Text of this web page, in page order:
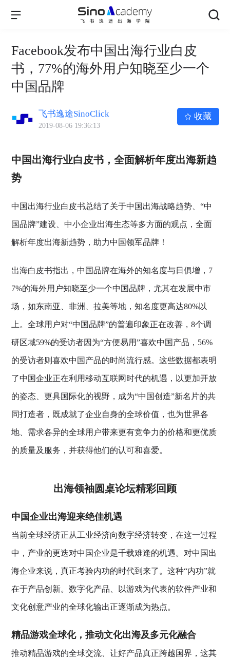
Facebook发布中国出海行业白皮
书，77%的海外用户知晓至少一个
中国品牌
飞书逸途SinoClick
2019-08-06 19:36:13
收藏
中国出海行业白皮书，全面解析年度出海新趋
势
中国出海行业白皮书总结了关于中国出海战略趋势、“中
国品牌”建设、中小企业出海生态等多方面的观点，全面
解析年度出海新趋势，助力中国领军品牌！
出海白皮书指出，中国品牌在海外的知名度与日俱增，7
7%的海外用户知晓至少一个中国品牌，尤其在发展中市
场，如东南亚、非洲、拉美等地，知名度更高达80%以
上。全球用户对“中国品牌”的普遍印象正在改善，8个调
研区域59%的受访者因为“方便易用”喜欢中国产品，56%
的受访者则喜欢中国产品的时尚流行感。这些数据都表明
了中国企业正在利用移动互联网时代的机遇，以更加开放
的姿态、更具国际化的视野，成为“中国创造”新名片的共
同打造者，既成就了企业自身的全球价值，也为世界各
地、需求各异的全球用户带来更有竞争力的价格和更优质
的质量及服务，并获得他们的认可和喜爱。
出海领袖圆桌论坛精彩回顾
中国企业出海迎来绝佳机遇
当前全球经济正从工业经济向数字经济转变，在这一过程
中，产业的更迭对中国企业是千载难逢的机遇。对中国出
海企业来说，真正考验内功的时代到来了。这种“内功”就
在于产品创新。数字化产品、以游戏为代表的软件产业和
文化创意产业的全球化输出正逐渐成为热点。
精品游戏全球化，推动文化出海及多元化融合
推动精品游戏的全球交流、让好产品真正跨越国界，这其